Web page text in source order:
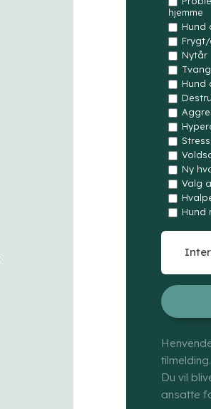
hjemme
Hund
Nytår
Hund
Stress
Ny
Valg
Hund
tilmelding.
Du vil
ansatte